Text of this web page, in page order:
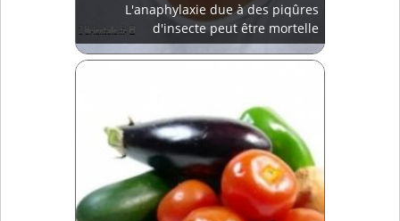
L'anaphylaxie due à des piqûres
d'insecte peut être mortelle